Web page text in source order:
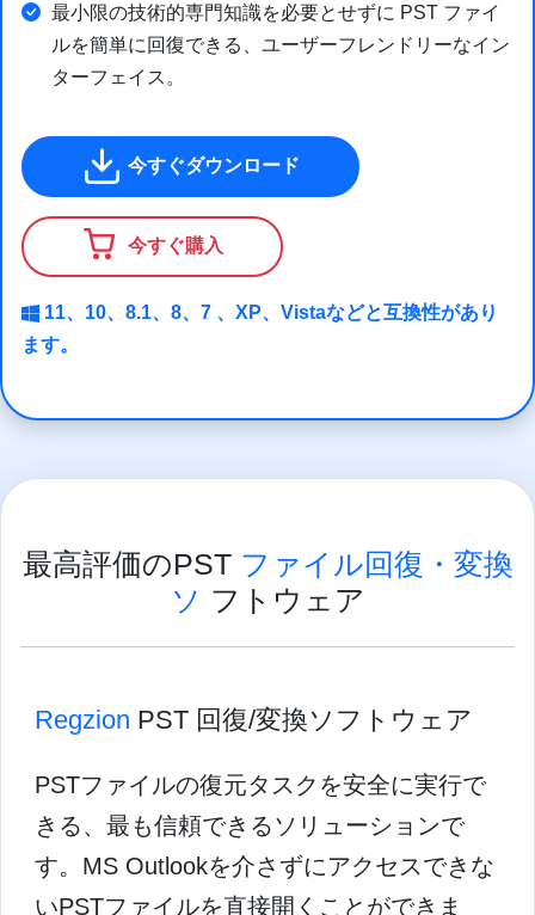
最小限の技術的専門知識を必要とせずに PST ファイ
ルを簡単に回復できる、ユーザーフレンドリーなイン
ターフェイス。
今すぐダウンロード
今すぐ購入
11、10、8.1、8、7 、XP、Vistaなどと互換性があり
ます。​
最高評価のPST ファイル回復・変換
ソ フトウェア
Regzion PST 回復/変換ソフトウェア
PSTファイルの復元タスクを安全に実行で
きる、最も信頼できるソリューションで
す。MS Outlookを介さずにアクセスできな
いPSTファイルを直接開くことができま